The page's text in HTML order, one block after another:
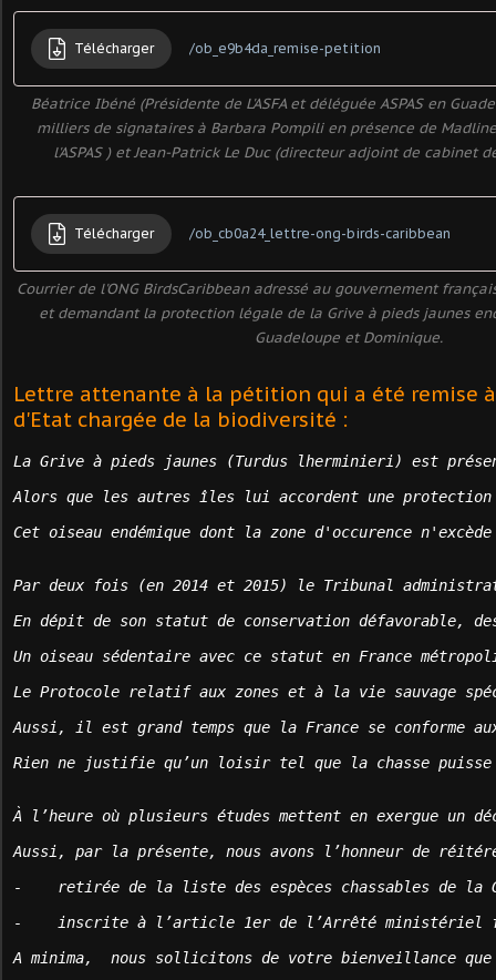
Télécharger /ob_e9b4da_remise-petition
Béatrice Ibéné (Présidente de L'ASFA et déléguée ASPAS en
milliers de signataires à Barbara Pompili en présence de
l'ASPAS ) et Jean-Patrick Le Duc (directeur adjoint de cabinet
Télécharger /ob_cb0a24_lettre-ong-birds-caribbean
Courrier de l'ONG BirdsCaribbean adressé au gouvernement
et demandant la protection légale de la Grive à pieds jaunes
Guadeloupe et Dominique.
Lettre attenante à la pétition qui a été remise
d'Etat chargée de la biodiversité :
La Grive à pieds jaunes (Turdus lherminieri) est
Alors que les autres îles lui accordent une
Cet oiseau endémique dont la zone d'occurence
Par deux fois (en 2014 et 2015) le Tribunal
En dépit de son statut de conservation défavorable,
Un oiseau sédentaire avec ce statut en France
Le Protocole relatif aux zones et à la vie sauvage
Aussi, il est grand temps que la France se
Rien ne justifie qu’un loisir tel que la chasse
À l’heure où plusieurs études mettent en exergue
Aussi, par la présente, nous avons l’honneur de
-    retirée de la liste des espèces chassables de la
-    inscrite à l’article 1er de l’Arrêté ministériel
A minima,  nous sollicitons de votre bienveillance